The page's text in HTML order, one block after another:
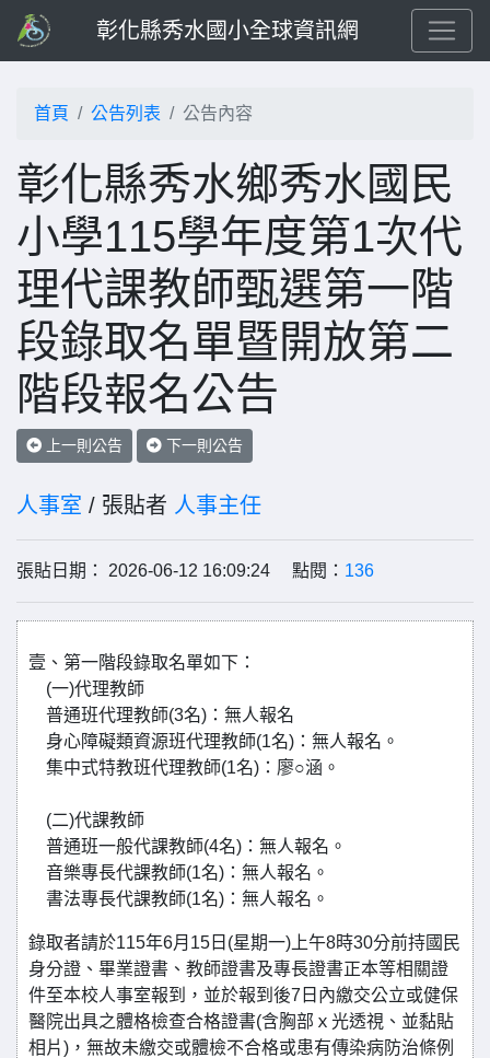
彰化縣秀水國小全球資訊網
首頁 公告列表 公告內容
彰化縣秀水鄉秀水國民
小學115學年度第1次代
理代課教師甄選第一階
段錄取名單暨開放第二
階段報名公告
上一則公告 下一則公告
人事室 / 張貼者 人事主任
張貼日期： 2026-06-12 16:09:24 點閱： 136
壹、第一階段錄取名單如下：
(一)代理教師
普通班代理教師(3名)：無人報名
身心障礙類資源班代理教師(1名)：無人報名。
集中式特教班代理教師(1名)：廖○涵。
(二)代課教師
普通班一般代課教師(4名)：無人報名。
音樂專長代課教師(1名)：無人報名。
書法專長代課教師(1名)：無人報名。
錄取者請於115年6月15日(星期一)上午8時30分前持國民
身分證、畢業證書、教師證書及專長證書正本等相關證
件至本校人事室報到，並於報到後7日內繳交公立或健保
醫院出具之體格檢查合格證書(含胸部ｘ光透視、並黏貼
相片)，無故未繳交或體檢不合格或患有傳染病防治條例